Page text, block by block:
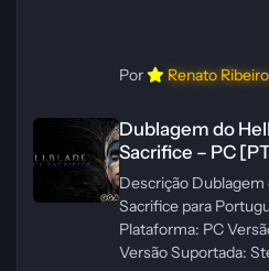
Por Renato Ribeiro
Dublagem do
Sacrifice – PC
Descrição Dublagem
Sacrifice para
Plataforma: PC
Versão Suportada: